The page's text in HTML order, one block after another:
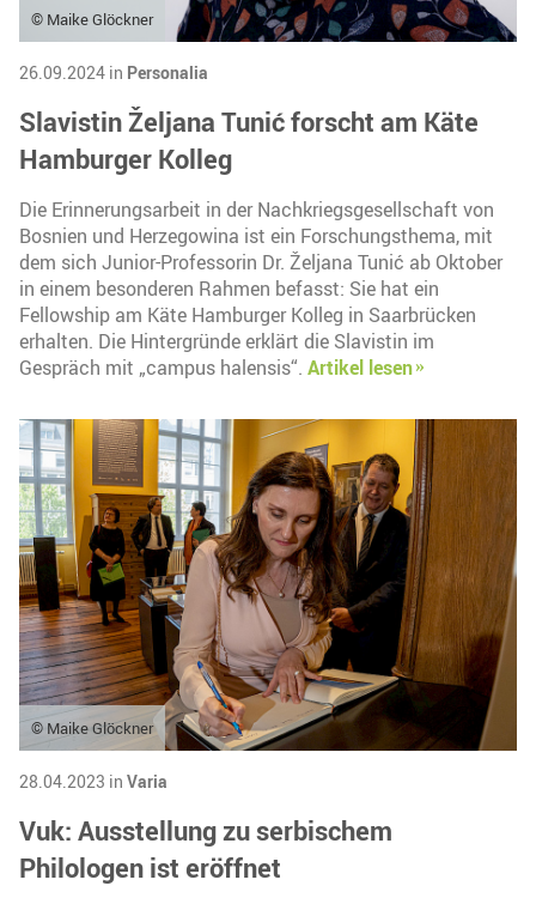
© Maike Glöckner
26.09.2024 in Personalia
Slavistin Željana Tunić forscht am Käte
Hamburger Kolleg
Die Erinnerungsarbeit in der Nachkriegsgesellschaft von
Bosnien und Herzegowina ist ein Forschungsthema, mit
dem sich Junior-Professorin Dr. Željana Tunić ab Oktober
in einem besonderen Rahmen befasst: Sie hat ein
Fellowship am Käte Hamburger Kolleg in Saarbrücken
erhalten. Die Hintergründe erklärt die Slavistin im
Gespräch mit „campus halensis“. Artikel lesen
© Maike Glöckner
28.04.2023 in Varia
Vuk: Ausstellung zu serbischem
Philologen ist eröffnet